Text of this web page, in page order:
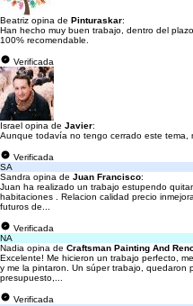
Beatriz opina de Pinturaskar:
Han hecho muy buen trabajo, dentro del
100% recomendable.
Verificada
Israel opina de Javier:
Aunque todavía no tengo cerrado este tema,
Verificada
SA
Sandra opina de Juan Francisco:
Juan ha realizado un trabajo estupendo
habitaciones . Relacion calidad precio
futuros de...
Verificada
NA
Nadia opina de Craftsman Painting And
Excelente! Me hicieron un trabajo perfecto,
y me la pintaron. Un súper trabajo, quedaron
presupuesto,...
Verificada